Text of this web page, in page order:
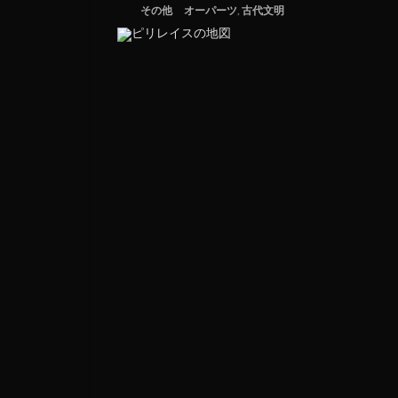
その他 オーパーツ, 古代文明